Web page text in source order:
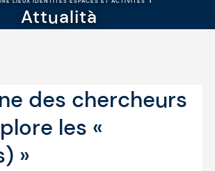
Attualità
des chercheurs
les «
»